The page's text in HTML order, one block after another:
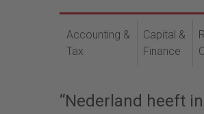
Accounting &
Tax
Capital &
Finance
“Nederland heeft